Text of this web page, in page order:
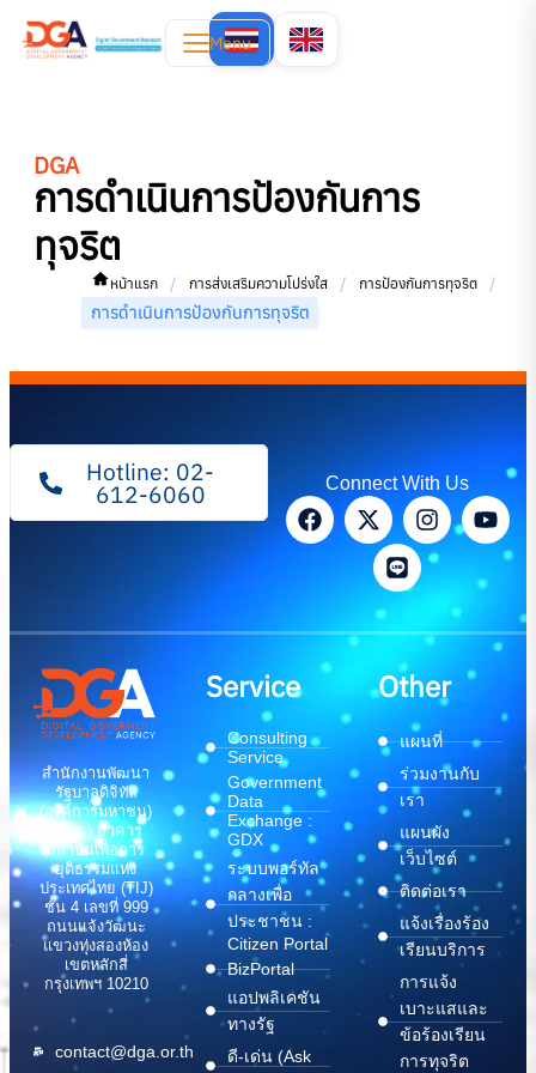
Menu
DGA
การดำเนินการป้องกันการ
ทุจริต
หน้าแรก / การส่งเสริมความโปร่งใส / การป้องกันการทุจริต
/
การดำเนินการป้องกันการทุจริต
Hotline: 02-
612-6060 Connect With Us
สำนักงานพัฒนา
รัฐบาลดิจิทัล
(องค์การมหาชน)
(สพร.) อาคาร
สถาบันเพื่อการ
ยุติธรรมแห่ง
ประเทศไทย (TIJ)
ชั้น 4 เลขที่ 999
ถนนแจ้งวัฒนะ
แขวงทุ่งสองห้อง
เขตหลักสี่
กรุงเทพฯ 10210
contact@dga.or.th
Service
Consulting
Service
Government
Data
Exchange :
GDX
ระบบพอร์ทัล
กลางเพื่อ
ประชาชน :
Citizen Portal
BizPortal
แอปพลิเคชัน
ทางรัฐ
ดี-เด่น (Ask
Other
แผนที่
ร่วมงานกับ
เรา
แผนผัง
เว็บไซต์
ติดต่อเรา
แจ้งเรื่องร้อง
เรียนบริการ
การแจ้ง
เบาะแสและ
ข้อร้องเรียน
การทุจริต